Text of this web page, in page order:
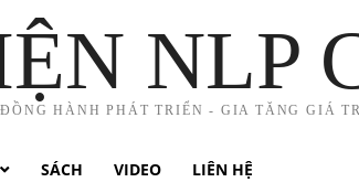
NLP
ĐỒNG HÀNH PHÁT TRIỂN - GIA TĂNG GIÁ
SÁCH VIDEO LIÊN HỆ